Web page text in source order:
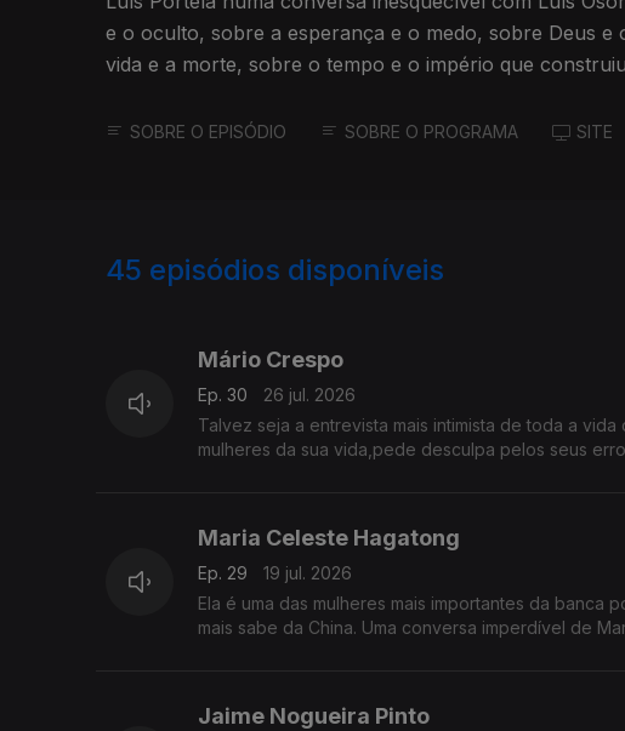
e o oculto, sobre a esperança e o medo, sobre Deus e
vida e a morte, sobre o tempo e o império que construiu
SOBRE O EPISÓDIO SOBRE O PROGRAMA SITE
45 episódios disponíveis
Mário Crespo
Ep. 30
26 jul. 2026
Talvez seja a entrevista mais intimista de toda a
mulheres da sua vida,pede desculpa pelos seus
Maria Celeste Hagatong
Ep. 29
19 jul. 2026
Ela é uma das mulheres mais importantes da banca
mais sabe da China. Uma conversa imperdível de
Jaime Nogueira Pinto